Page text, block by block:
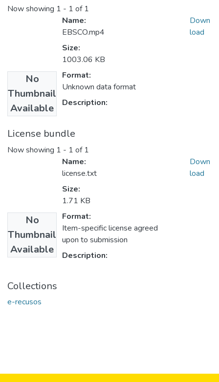
Now showing 1 - 1 of 1
No
Thumbnail
Available
Name:
EBSCO.mp4
Size:
1003.06 KB
Format:
Unknown data format
Description:
Down
load
License bundle
Now showing 1 - 1 of 1
No
Thumbnail
Available
Name:
license.txt
Size:
1.71 KB
Format:
Item-specific license agreed
upon to submission
Description:
Down
load
Collections
e-recusos